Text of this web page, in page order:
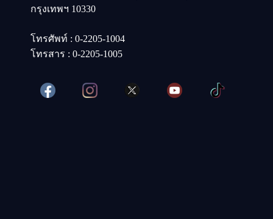
กรุงเทพฯ 10330
โทรศัพท์ : 0-2205-1004
โทรสาร : 0-2205-1005